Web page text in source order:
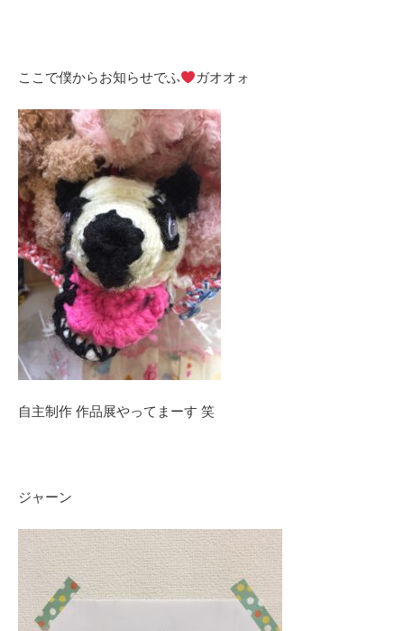
ここで僕からお知らせでふ ガオオォ
自主制作 作品展やってまーす 笑
ジャーン